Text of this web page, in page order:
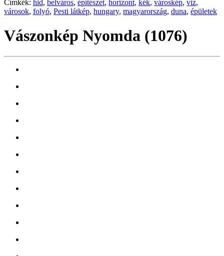
Címkék: hid, belváros, építészet, horizont, kék, városkép, víz,
városok, folyó, Pesti látkép, hungary, magyarország, duna, épületek
Vászonkép Nyomda (1076)